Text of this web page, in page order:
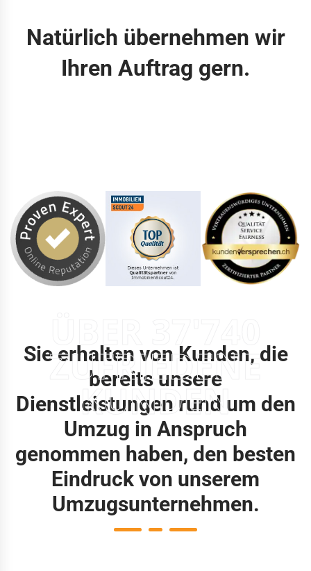
Natürlich übernehmen wir
Ihren Auftrag gern.
ZUFRIEDENE
KUNDEN
Sie erhalten von Kunden, die
bereits unsere
Dienstleistungen rund um den
Umzug in Anspruch
genommen haben, den besten
Eindruck von unserem
Umzugsunternehmen.